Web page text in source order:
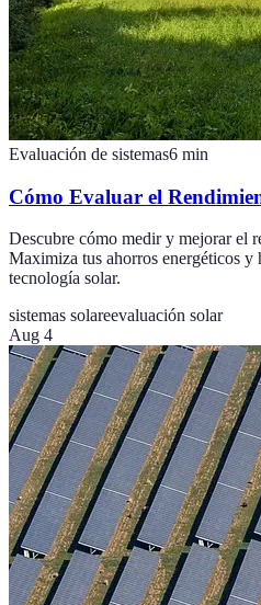
Evaluación de sistemas6 min
Cómo Evaluar el
Descubre cómo medir y mejorar el
Maximiza tus ahorros energéticos y
tecnología solar.
sistemas solareevaluación solar
Aug 4